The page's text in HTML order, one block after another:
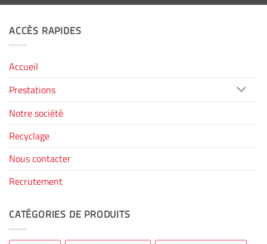
ACCÈS RAPIDES
Accueil
Prestations
Notre société
Recyclage
Nous contacter
Recrutement
CATÉGORIES DE PRODUITS